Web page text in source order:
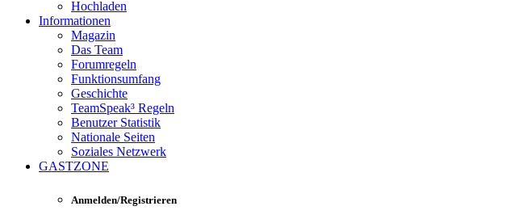
Hochladen
Informationen
Magazin
Das Team
Forumregeln
Funktionsumfang
Geschichte
TeamSpeak³ Regeln
Benutzer Statistik
Nationale Seiten
Soziales Netzwerk
GASTZONE
Anmelden/Registrieren